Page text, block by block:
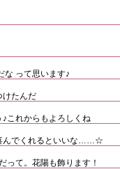
な って思います♪
けたんだ
れからもよろしくね
んでくれるといいな……☆
って。花陽も飾ります！